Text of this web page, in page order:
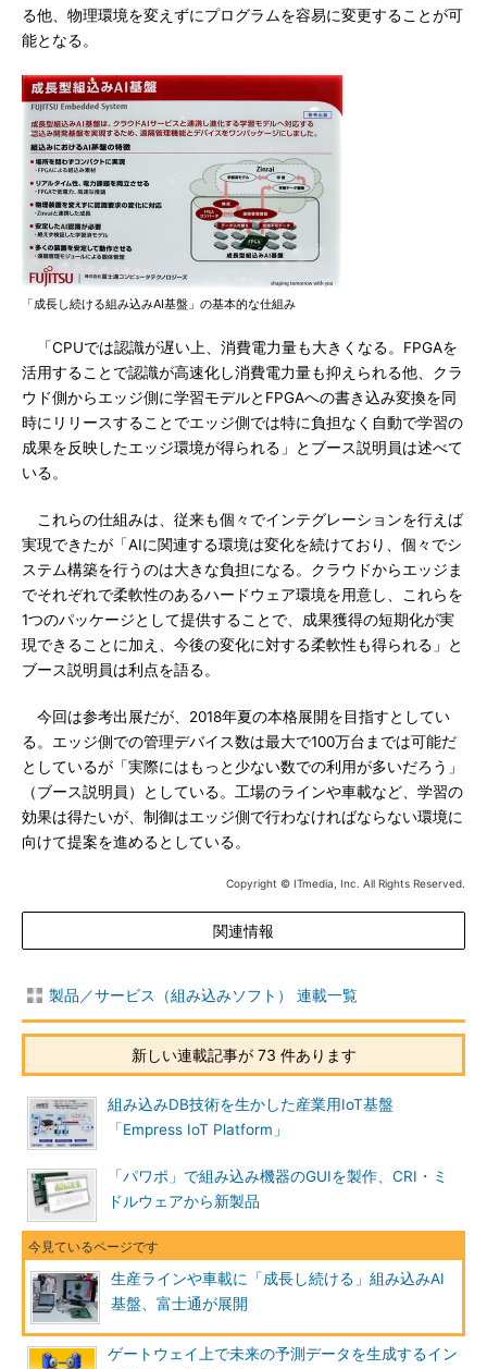
る他、物理環境を変えずにプログラムを容易に変更することが可
能となる。
「成長し続ける組み込みAI基盤」の基本的な仕組み
「CPUでは認識が遅い上、消費電力量も大きくなる。FPGAを
活用することで認識が高速化し消費電力量も抑えられる他、クラ
ウド側からエッジ側に学習モデルとFPGAへの書き込み変換を同
時にリリースすることでエッジ側では特に負担なく自動で学習の
成果を反映したエッジ環境が得られる」とブース説明員は述べて
いる。
これらの仕組みは、従来も個々でインテグレーションを行えば
実現できたが「AIに関連する環境は変化を続けており、個々でシ
ステム構築を行うのは大きな負担になる。クラウドからエッジま
でそれぞれで柔軟性のあるハードウェア環境を用意し、これらを
1つのパッケージとして提供することで、成果獲得の短期化が実
現できることに加え、今後の変化に対する柔軟性も得られる」と
ブース説明員は利点を語る。
今回は参考出展だが、2018年夏の本格展開を目指すとしてい
る。エッジ側での管理デバイス数は最大で100万台までは可能だ
としているが「実際にはもっと少ない数での利用が多いだろう」
（ブース説明員）としている。工場のラインや車載など、学習の
効果は得たいが、制御はエッジ側で行わなければならない環境に
向けて提案を進めるとしている。
Copyright © ITmedia, Inc. All Rights Reserved.
関連情報
製品／サービス（組み込みソフト） 連載一覧
新しい連載記事が 73 件あります
組み込みDB技術を生かした産業用IoT基盤
「Empress IoT Platform」
「パワポ」で組み込み機器のGUIを製作、CRI・ミ
ドルウェアから新製品
生産ラインや車載に「成長し続ける」組み込みAI
基盤、富士通が展開
ゲートウェイ上で未来の予測データを生成するイン